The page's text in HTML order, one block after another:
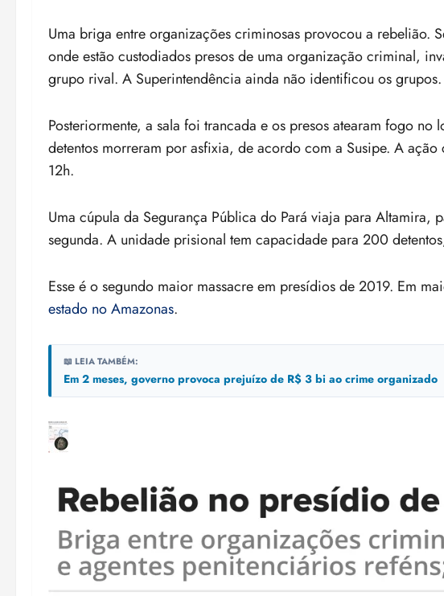
Uma briga entre organizações criminosas provocou a rebelião.
onde estão custodiados presos de uma organização criminal,
grupo rival. A Superintendência ainda não identificou os grupos.
Posteriormente, a sala foi trancada e os presos atearam fogo
detentos morreram por asfixia, de acordo com a Susipe. A
12h.
Uma cúpula da Segurança Pública do Pará viaja para Altamira,
segunda. A unidade prisional tem capacidade para 200
Esse é o segundo maior massacre em presídios de 2019. Em
estado no Amazonas.
📖 LEIA TAMBÉM:
Em 2 meses, governo provoca prejuízo de R$ 3 bi ao crime organizado